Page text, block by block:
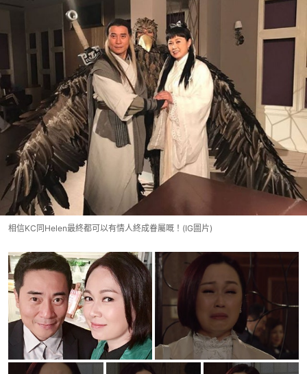
相信KC同Helen最終都可以有情人終成眷屬嘅！(IG圖片)